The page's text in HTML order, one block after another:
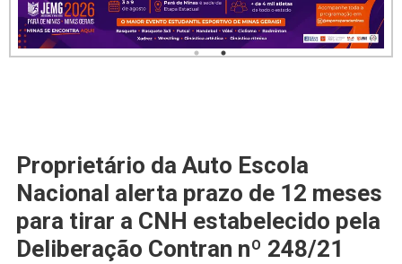
Proprietário da Auto Escola
Nacional alerta prazo de 12 meses
para tirar a CNH estabelecido pela
Deliberação Contran nº 248/21